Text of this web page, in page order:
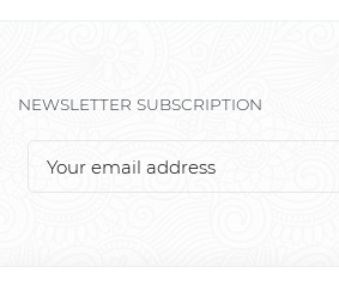
NEWSLETTER SUBSCRIPTION